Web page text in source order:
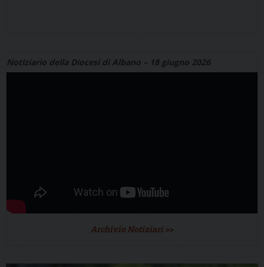
Notiziario della Diocesi di Albano – 18 giugno 2026
Archivio Notiziari >>